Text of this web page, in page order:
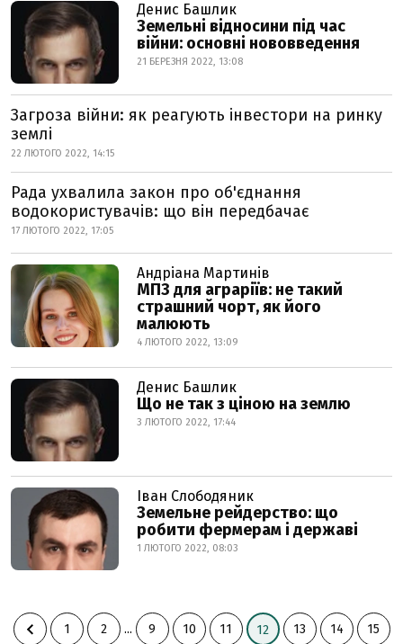
Денис Башлик
Земельні відносини під час
війни: основні нововведення
21 БЕРЕЗНЯ 2022, 13:08
Загроза війни: як реагують інвестори на ринку
землі
22 ЛЮТОГО 2022, 14:15
Рада ухвалила закон про об'єднання
водокористувачів: що він передбачає
17 ЛЮТОГО 2022, 17:05
Андріана Мартинів
МПЗ для аграріїв: не такий
страшний чорт, як його
малюють
4 ЛЮТОГО 2022, 13:09
Денис Башлик
Що не так з ціною на землю
3 ЛЮТОГО 2022, 17:44
Іван Слободяник
Земельне рейдерство: що
робити фермерам і державі
1 ЛЮТОГО 2022, 08:03
1 2 ... 9 10 11 12 13 14 15